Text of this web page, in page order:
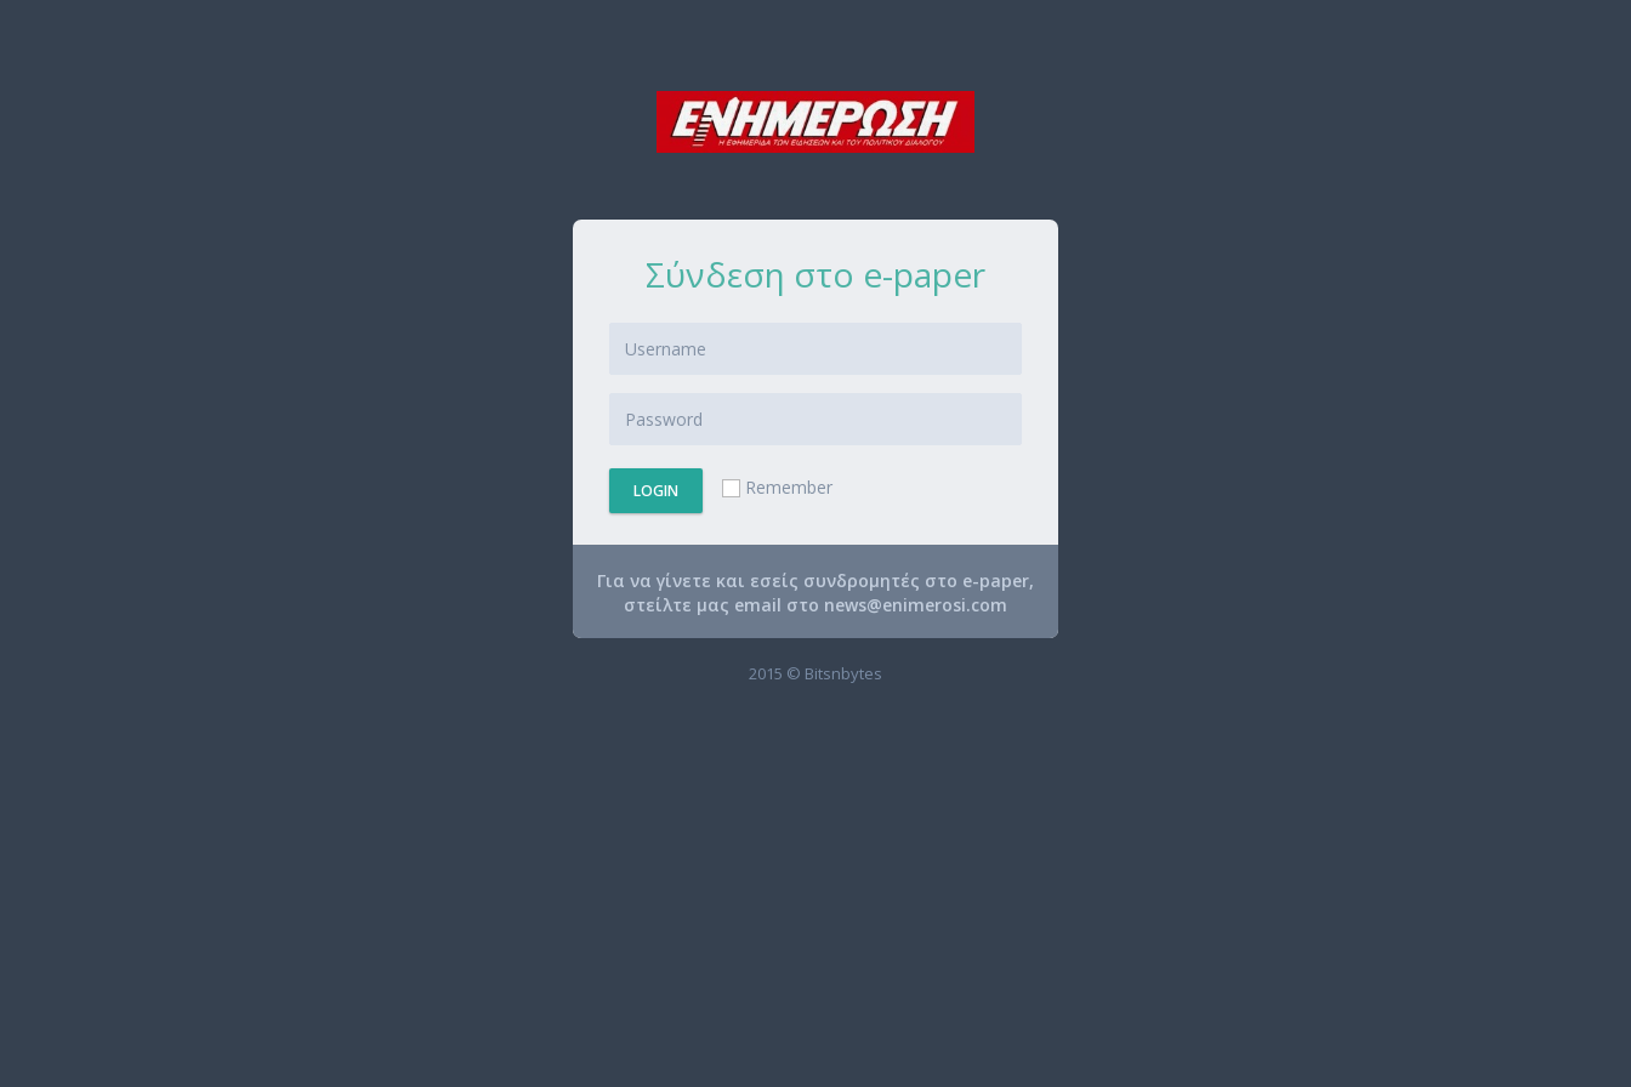
Σύνδεση στο e-paper
LOGIN Remember
Για να γίνετε και εσείς συνδρομητές στο e-paper,
στείλτε μας email στο news@enimerosi.com
2015 © Bitsnbytes